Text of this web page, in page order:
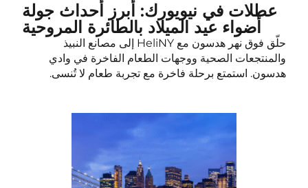
عطلات في نيويورك: أبرز أحداث جولة
أضواء عيد الميلاد بالطائرة المروحية
حلّق فوق نهر هدسون مع HeliNY إلى مصانع النبيذ
والمنتجعات الصحية ووجهات الطعام الفاخرة في وادي
هدسون. استمتع برحلة فاخرة مع تجربة طعام لا تُنسى.